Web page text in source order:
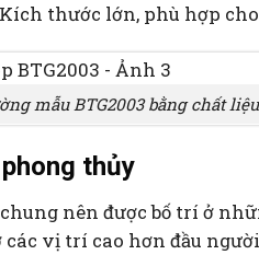
thước lớn, phù hợp
mẫu BTG2003 bằng chất
thủy
nên được bố trí ở
vị trí cao hơn đầu